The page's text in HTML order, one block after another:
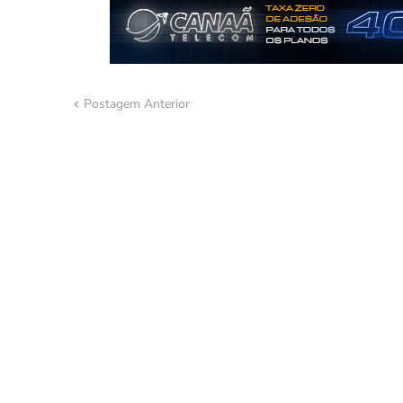
Postagem Anterior